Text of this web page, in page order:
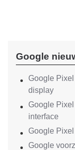
Google
Google
display
Google
interface
Google
Google